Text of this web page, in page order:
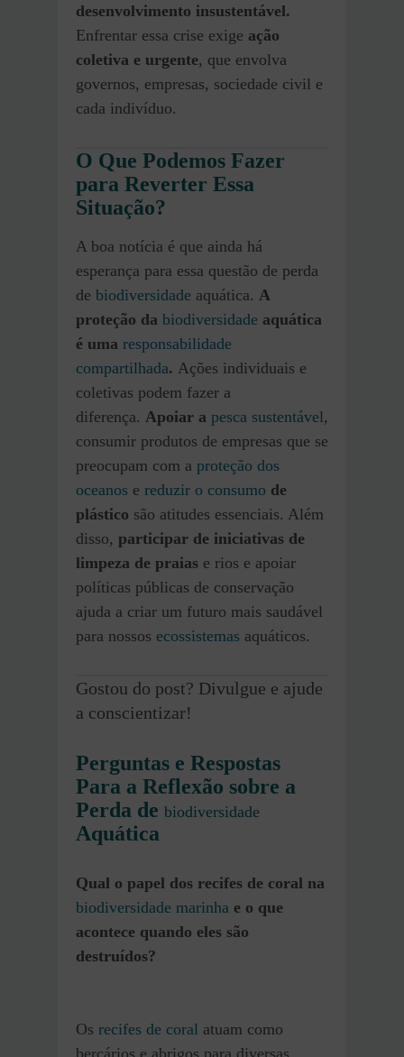
desenvolvimento insustentável.
Enfrentar essa crise exige ação
coletiva e urgente, que envolva
governos, empresas, sociedade civil e
cada indivíduo.
O Que Podemos Fazer
para Reverter Essa
Situação?
A boa notícia é que ainda há
esperança para essa questão de perda
de biodiversidade aquática. A
proteção da biodiversidade aquática
é uma responsabilidade
compartilhada. Ações individuais e
coletivas podem fazer a
diferença. Apoiar a pesca sustentável,
consumir produtos de empresas que se
preocupam com a proteção dos
oceanos e reduzir o consumo de
plástico são atitudes essenciais. Além
disso, participar de iniciativas de
limpeza de praias e rios e apoiar
políticas públicas de conservação
ajuda a criar um futuro mais saudável
para nossos ecossistemas aquáticos.
Gostou do post? Divulgue e ajude
a conscientizar!
Perguntas e Respostas
Para a Reflexão sobre a
Perda de biodiversidade
Aquática
Qual o papel dos recifes de coral na
biodiversidade marinha e o que
acontece quando eles são
destruídos?
Os recifes de coral atuam como
berçários e abrigos para diversas